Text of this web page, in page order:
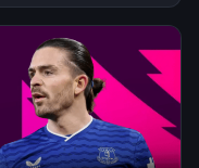
ตูที่สองเข้าไป จากนั้น
รฉวยโอกาสจากการเพรสซิ่ง
เหลือ 6 แต้ม โดยยังแข่ง
ในวันอาทิตย์หน้า